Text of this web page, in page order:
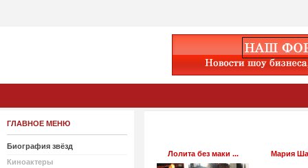
ГЛАВНОЕ МЕНЮ
Биография звёзд
Киноактеры
Лолита без маки ... Мария